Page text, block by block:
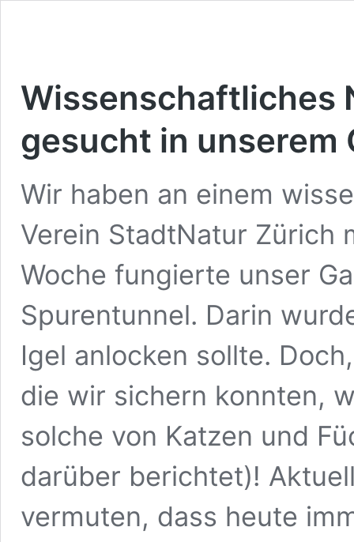
Wissenschaftliches
gesucht in unserem
Wir haben an einem
Verein StadtNatur Zürich
Woche fungierte unser
Spurentunnel. Darin
Igel anlocken sollte.
die wir sichern konnten,
solche von Katzen und
darüber berichtet)!
vermuten, dass heute